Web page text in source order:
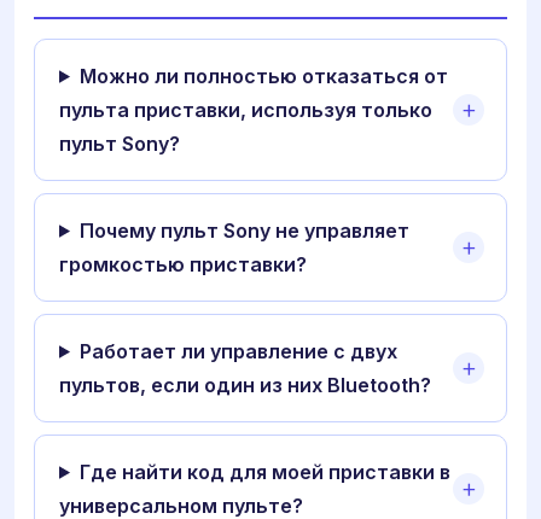
Можно ли полностью отказаться от
пульта приставки, используя только
пульт Sony?
Почему пульт Sony не управляет
громкостью приставки?
Работает ли управление с двух
пультов, если один из них Bluetooth?
Где найти код для моей приставки в
универсальном пульте?